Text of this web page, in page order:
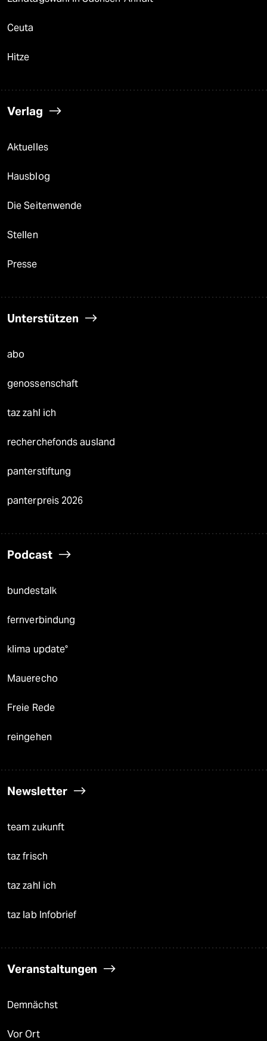
Ceuta
Hitze
Verlag
Aktuelles
Hausblog
Die Seitenwende
Stellen
Presse
Unterstützen
abo
genossenschaft
taz zahl ich
recherchefonds ausland
panterstiftung
panterpreis 2026
Podcast
bundestalk
fernverbindung
klima update°
Mauerecho
Freie Rede
reingehen
Newsletter
team zukunft
taz frisch
taz zahl ich
taz lab Infobrief
Veranstaltungen
Demnächst
Vor Ort